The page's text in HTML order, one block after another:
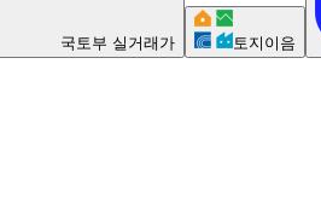
국토부 실거래가 토지이음